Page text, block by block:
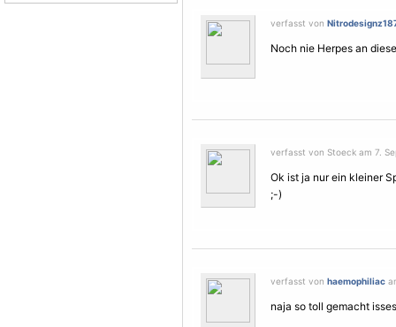
verfasst von
Noch nie Herpes an
verfasst von Stoeck am 7.
Ok ist ja nur ein kleiner
;-)
verfasst von haemophiliac
naja so toll gemacht